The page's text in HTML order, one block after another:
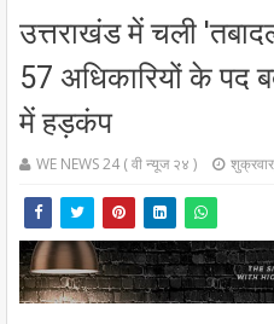
उत्तराखंड में चली
57 अधिकारियों के पद
में हड़कंप
WE NEWS 24 ( वी न्यूज २४ )